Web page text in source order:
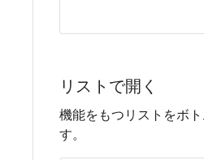
リストで開く
機能をもつリストをボ
す。